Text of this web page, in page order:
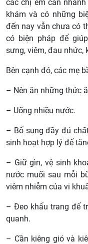
các chị em cần
khám và có những
đến nay vẫn chưa có
có biện pháp để
sưng, viêm, đau nhức,
Bên cạnh đó, các mẹ
– Nên ăn những thức
– Uống nhiều nước.
– Bổ sung đầy đủ
sinh hoạt hợp lý để
– Giữ gìn, vệ sinh
nước muối sau mỗi
viêm nhiễm của vi
– Đeo khẩu trang để
quanh.
– Cần kiêng gió và